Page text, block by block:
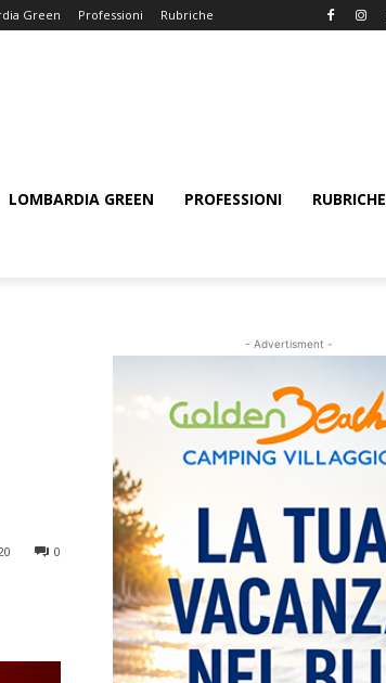
Green Professioni Rubriche
LOMBARDIA GREEN PROFESSIONI RUBRICHE
0
- Advertisment -